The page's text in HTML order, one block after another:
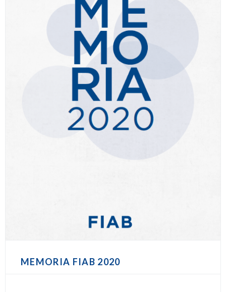
MEMORIA FIAB 2020